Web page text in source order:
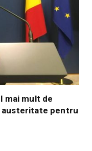
mai mult de
austeritate pentru